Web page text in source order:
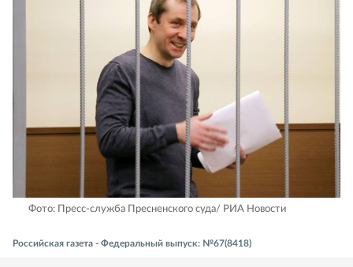
Фото: Пресс-служба Пресненского суда/ РИА Новости
Российская газета - Федеральный выпуск: №67(8418)